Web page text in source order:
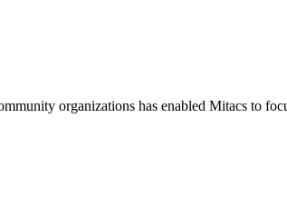
organizations has enabled Mitacs to